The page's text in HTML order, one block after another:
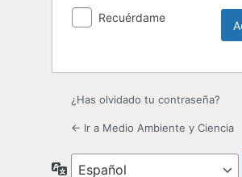
Recuérdame
¿Has olvidado tu contraseña?
← Ir a Medio Ambiente y Ciencia
Idioma